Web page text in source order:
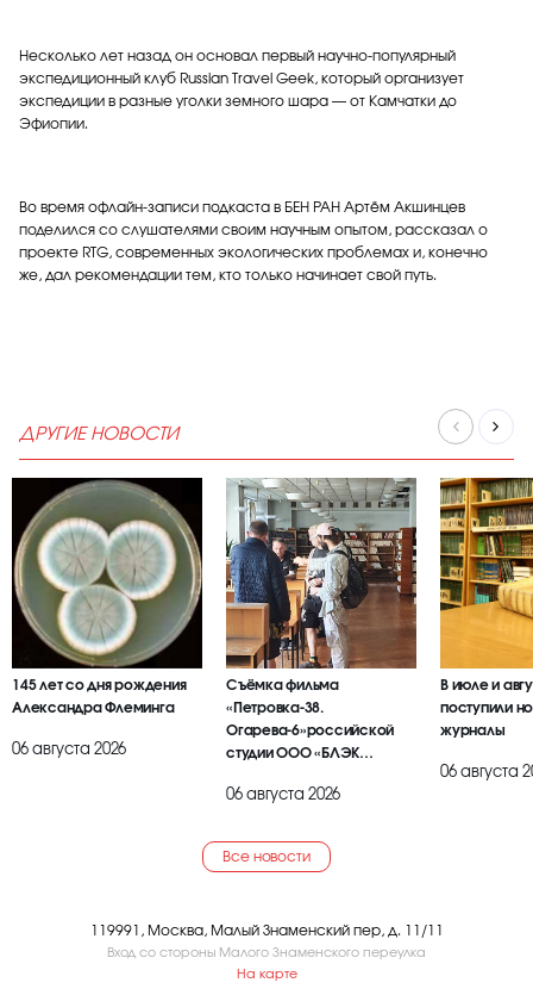
Несколько лет назад он основал первый научно-популярный
экспедиционный клуб Russian Travel Geek, который организует
экспедиции в разные уголки земного шара — от Камчатки до
Эфиопии.
Во время офлайн-записи подкаста в БЕН РАН Артём Акшинцев
поделился со слушателями своим научным опытом, рассказал о
проекте RTG, современных экологических проблемах и, конечно
же, дал рекомендации тем, кто только начинает свой путь.
ДРУГИЕ НОВОСТИ
145 лет со дня рождения
Александра Флеминга
06 августа 2026
Съёмка фильма
«Петровка-38.
Огарева-6»российской
студии ООО «БЛЭК
06 августа 2026
В июле и
поступили
журналы
06 августа
Все новости
119991, Москва, Малый Знаменский пер, д. 11/11
Вход со стороны Малого Знаменского переулка
На карте